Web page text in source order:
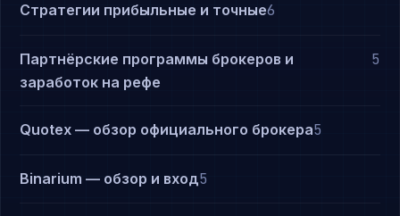
Стратегии прибыльные и точные6
Партнёрские программы брокеров и
заработок на рефе
5
Quotex — обзор официального брокера5
Binarium — обзор и вход5